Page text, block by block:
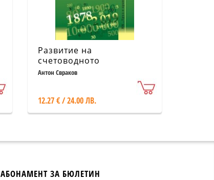
Развитие на
счетоводното
законодателство в
наши дни
Антон Свраков
12.27 € / 24.00 ЛВ.
АБОНАМЕНТ ЗА БЮЛЕТИН